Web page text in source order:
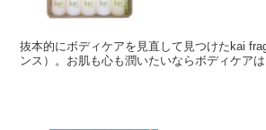
抜本的にボディケアを見直して見つけたkai
ンス）。お肌も心も潤いたいならボディケアは